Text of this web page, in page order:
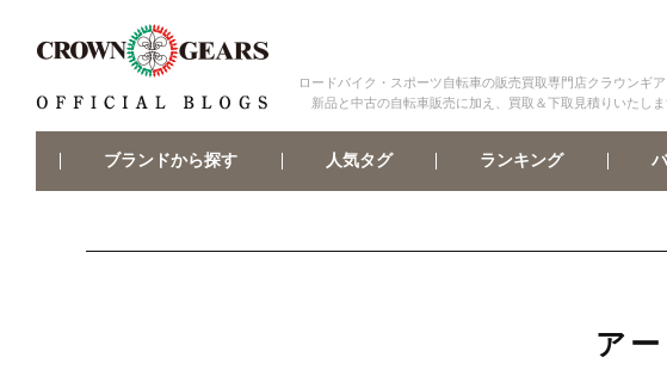
ロードバイク・スポーツ自転車の販売買取専門店クラウンギ
新品と中古の自転車販売に加え、買取＆下取見積りいたしま
ブランドから探す 人気タグ ランキング
ア